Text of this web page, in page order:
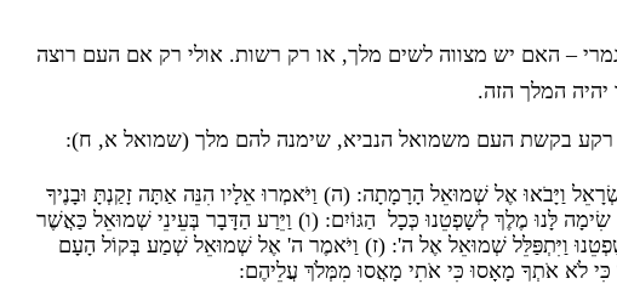
– האם יש מצווה לשים מלך, או רק רשות. אולי רק אם העם רוצה
יהיה המלך הזה.
רקע בקשת העם משמואל הנביא, שימנה להם מלך (שמואל א, ח):
וַיָּבֹאוּ אֶל שְׁמוּאֵל הָרָמָתָה: (ה) וַיֹּאמְרוּ אֵלָיו הִנֵּה אַתָּה זָקַנְתָּ וּבָנֶיךָ
לָּנוּ מֶלֶךְ לְשָׁפְטֵנוּ כְּכָל הַגּוֹיִם: (ו) וַיֵּרַע הַדָּבָר בְּעֵינֵי שְׁמוּאֵל כַּאֲשֶׁר
וַיִּתְפַּלֵּל שְׁמוּאֵל אֶל ה': (ז) וַיֹּאמֶר ה' אֶל שְׁמוּאֵל שְׁמַע בְּקוֹל הָעָם
כִּי לֹא אֹתְךָ מָאָסוּ כִּי אֹתִי מָאֲסוּ מִמְּלֹךְ עֲלֵיהֶם: